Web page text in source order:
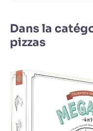
Dans la
pizzas